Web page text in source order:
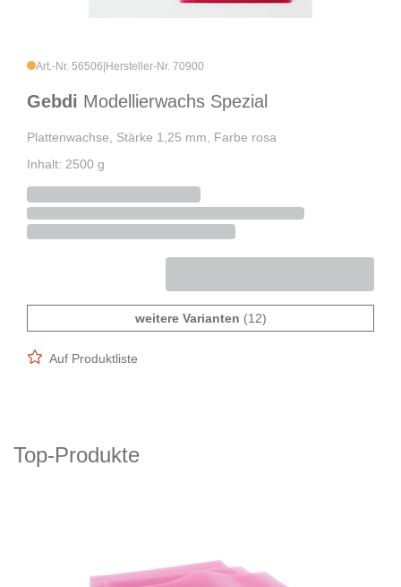
Art.-Nr. 56506 Hersteller-Nr. 70900
Gebdi Modellierwachs Spezial
Plattenwachse, Stärke 1,25 mm, Farbe rosa
Inhalt: 2500 g
weitere Varianten (12)
Auf Produktliste
Top-Produkte